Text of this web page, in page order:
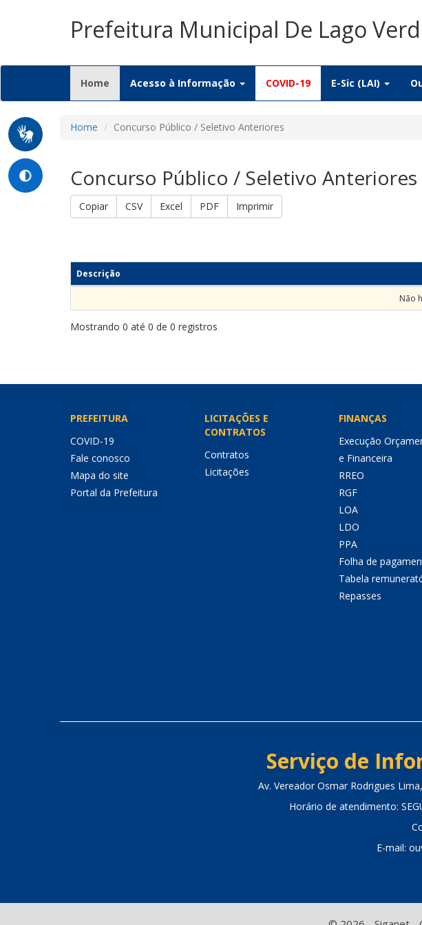
Prefeitura Municipal De Lago
Home (current)
Acesso à Informação COVID-19 E-Sic (LAI)
Home Concurso Público / Seletivo Anteriores
Concurso Público / Seletivo Anteriores
Copiar CSV Excel PDF Imprimir
Descrição
Não
Mostrando 0 até 0 de 0 registros
PREFEITURA
COVID-19
Fale conosco
Mapa do site
Portal da Prefeitura
LICITAÇÕES E
CONTRATOS
Contratos
Licitações
FINANÇAS
Execução
e Financeira
RREO
RGF
LOA
LDO
PPA
Folha de
Tabela
Repasses
Serviço de
Av. Vereador Osmar Rodrigues
Horário de atendimento:
E-mail: